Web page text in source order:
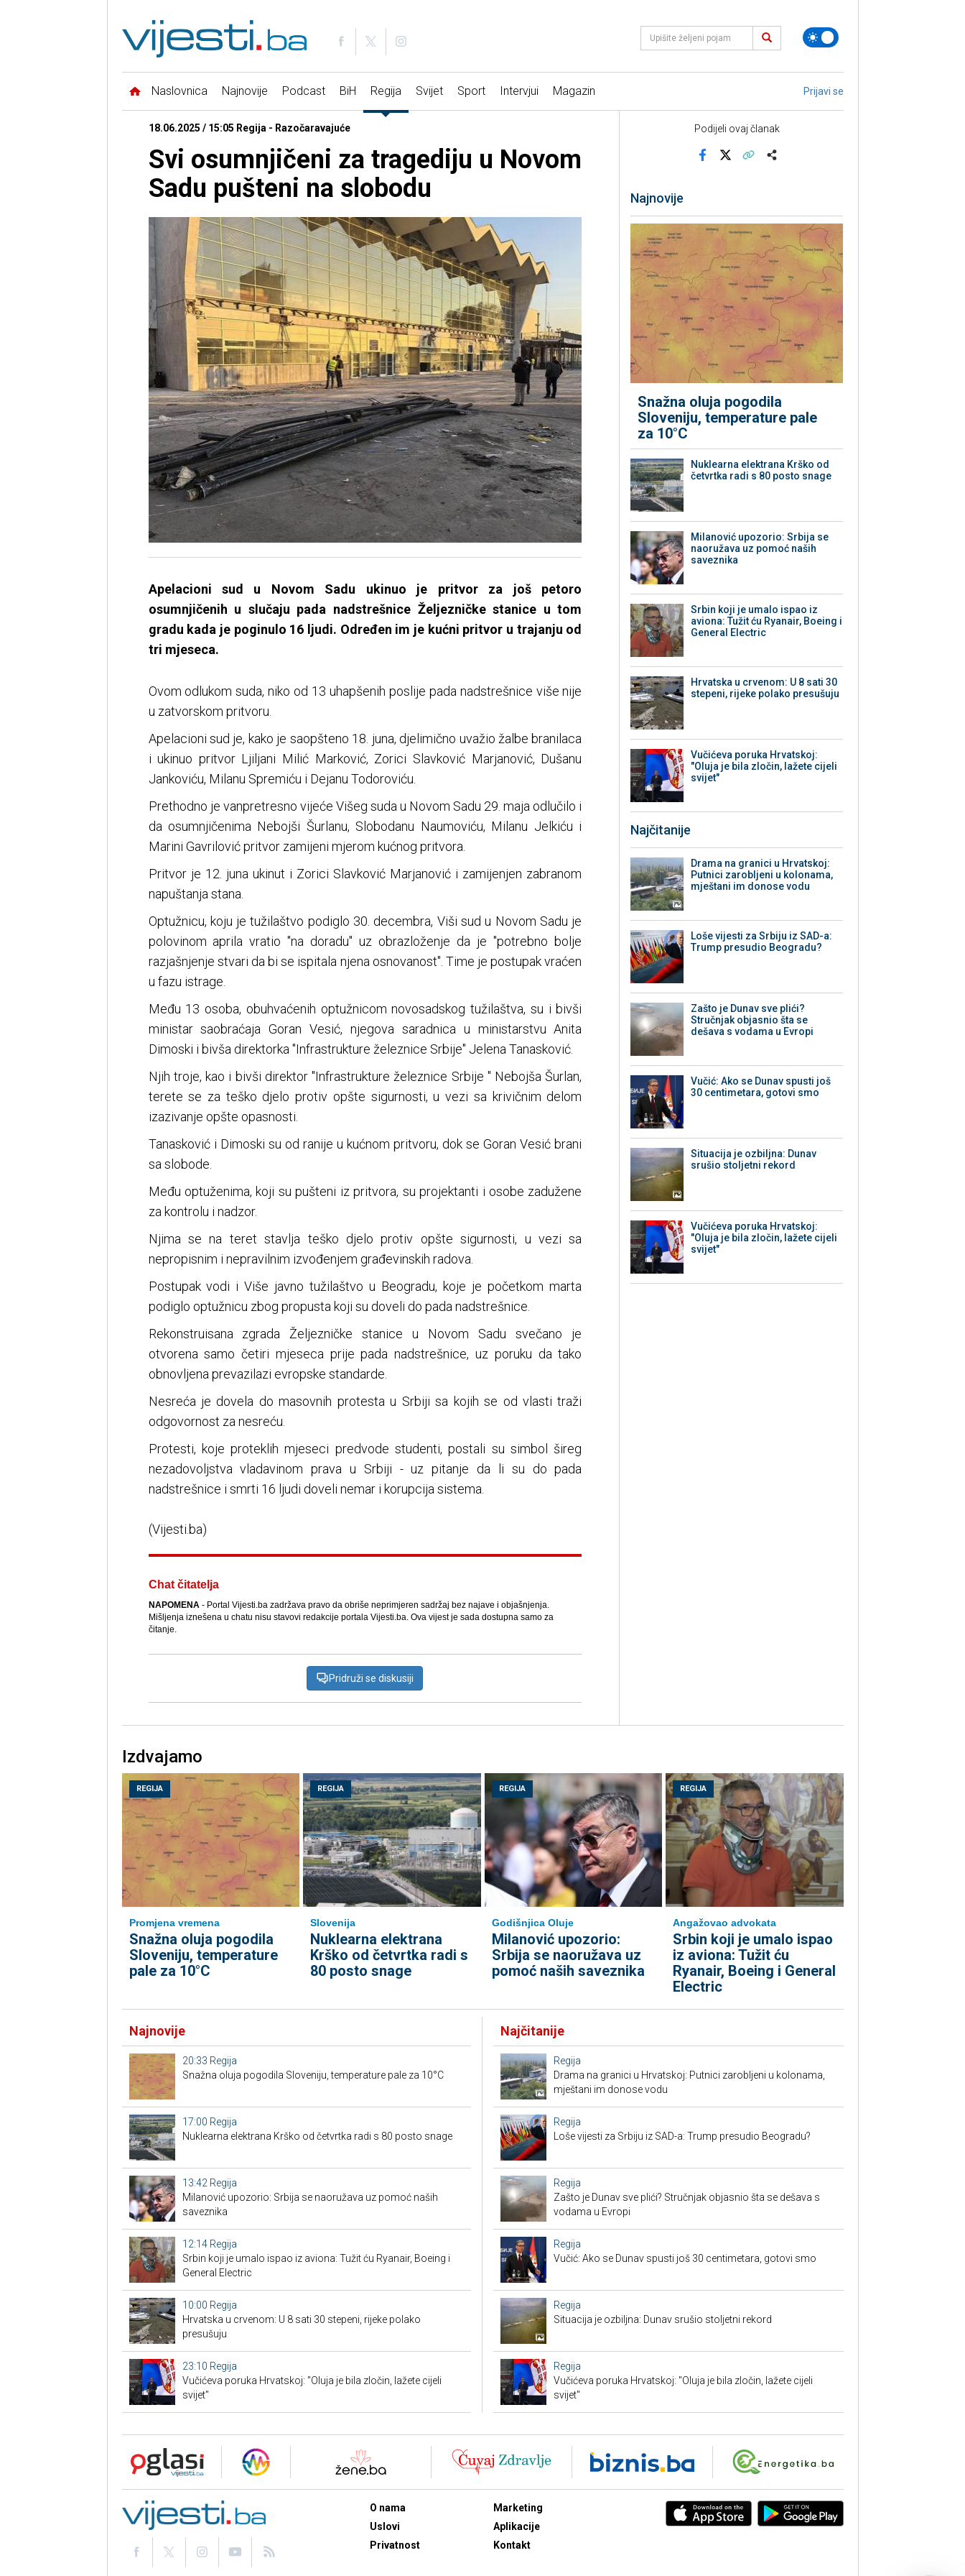
Naslovnica Najnovije Podcast BiH Regija Svijet Sport Intervjui Magazin Prijavi se
18.06.2025 / 15:05 Regija - Razočaravajuće
Svi osumnjičeni za tragediju u Novom
Sadu pušteni na slobodu
Apelacioni sud u Novom Sadu ukinuo je pritvor za još petoro
osumnjičenih u slučaju pada nadstrešnice Željezničke stanice u tom
gradu kada je poginulo 16 ljudi. Određen im je kućni pritvor u trajanju od
tri mjeseca.
Ovom odlukom suda, niko od 13 uhapšenih poslije pada nadstrešnice više nije
u zatvorskom pritvoru.
Apelacioni sud je, kako je saopšteno 18. juna, djelimično uvažio žalbe branilaca
i ukinuo pritvor Ljiljani Milić Marković, Zorici Slavković Marjanović, Dušanu
Jankoviću, Milanu Spremiću i Dejanu Todoroviću.
Prethodno je vanpretresno vijeće Višeg suda u Novom Sadu 29. maja odlučilo i
da osumnjičenima Nebojši Šurlanu, Slobodanu Naumoviću, Milanu Jelkiću i
Marini Gavrilović pritvor zamijeni mjerom kućnog pritvora.
Pritvor je 12. juna ukinut i Zorici Slavković Marjanović i zamijenjen zabranom
napuštanja stana.
Optužnicu, koju je tužilaštvo podiglo 30. decembra, Viši sud u Novom Sadu je
polovinom aprila vratio "na doradu" uz obrazloženje da je "potrebno bolje
razjašnjenje stvari da bi se ispitala njena osnovanost". Time je postupak vraćen
u fazu istrage.
Među 13 osoba, obuhvaćenih optužnicom novosadskog tužilaštva, su i bivši
ministar saobraćaja Goran Vesić, njegova saradnica u ministarstvu Anita
Dimoski i bivša direktorka "Infrastrukture železnice Srbije" Jelena Tanasković.
Njih troje, kao i bivši direktor "Infrastrukture železnice Srbije " Nebojša Šurlan,
terete se za teško djelo protiv opšte sigurnosti, u vezi sa krivičnim delom
izazivanje opšte opasnosti.
Tanasković i Dimoski su od ranije u kućnom pritvoru, dok se Goran Vesić brani
sa slobode.
Među optuženima, koji su pušteni iz pritvora, su projektanti i osobe zadužene
za kontrolu i nadzor.
Njima se na teret stavlja teško djelo protiv opšte sigurnosti, u vezi sa
nepropisnim i nepravilnim izvođenjem građevinskih radova.
Postupak vodi i Više javno tužilaštvo u Beogradu, koje je početkom marta
podiglo optužnicu zbog propusta koji su doveli do pada nadstrešnice.
Rekonstruisana zgrada Željezničke stanice u Novom Sadu svečano je
otvorena samo četiri mjeseca prije pada nadstrešnice, uz poruku da tako
obnovljena prevazilazi evropske standarde.
Nesreća je dovela do masovnih protesta u Srbiji sa kojih se od vlasti traži
odgovornost za nesreću.
Protesti, koje proteklih mjeseci predvode studenti, postali su simbol šireg
nezadovoljstva vladavinom prava u Srbiji - uz pitanje da li su do pada
nadstrešnice i smrti 16 ljudi doveli nemar i korupcija sistema.
(Vijesti.ba)
Chat čitatelja
NAPOMENA- Portal Vijesti.ba zadržava pravo da obriše neprimjeren sadržaj bez najave i objašnjenja.
Mišljenja iznešena u chatu nisu stavovi redakcije portala Vijesti.ba. Ova vijest je sada dostupna samo za
čitanje.
Pridruži se diskusiji
Podijeli ovaj članak
Najnovije
Snažna oluja pogodila
Sloveniju, temperature pale
za 10°C
Nuklearna elektrana Krško od
četvrtka radi s 80 posto snage
Milanović upozorio: Srbija se
naoružava uz pomoć naših
saveznika
Srbin koji je umalo ispao iz
aviona: Tužit ću Ryanair, Boeing i
General Electric
Hrvatska u crvenom: U 8 sati 30
stepeni, rijeke polako presušuju
Vučićeva poruka Hrvatskoj:
"Oluja je bila zločin, lažete cijeli
svijet"
Najčitanije
Drama na granici u Hrvatskoj:
Putnici zarobljeni u kolonama,
mještani im donose vodu
Loše vijesti za Srbiju iz SAD-a:
Trump presudio Beogradu?
Zašto je Dunav sve plići?
Stručnjak objasnio šta se
dešava s vodama u Evropi
Vučić: Ako se Dunav spusti još
30 centimetara, gotovi smo
Situacija je ozbiljna: Dunav
srušio stoljetni rekord
Vučićeva poruka Hrvatskoj:
"Oluja je bila zločin, lažete cijeli
svijet"
Izdvajamo
REGIJA
Promjena vremena
Snažna oluja pogodila
Sloveniju, temperature
pale za 10°C
REGIJA
Slovenija
Nuklearna elektrana
Krško od četvrtka radi s
80 posto snage
REGIJA
Godišnjica Oluje
Milanović upozorio:
Srbija se naoružava uz
pomoć naših saveznika
REGIJA
Angažovao advokata
Srbin koji je umalo ispao
iz aviona: Tužit ću
Ryanair, Boeing i General
Electric
Najnovije
20:33 Regija
Snažna oluja pogodila Sloveniju, temperature pale za 10°C
17:00 Regija
Nuklearna elektrana Krško od četvrtka radi s 80 posto snage
13:42 Regija
Milanović upozorio: Srbija se naoružava uz pomoć naših
saveznika
12:14 Regija
Srbin koji je umalo ispao iz aviona: Tužit ću Ryanair, Boeing i
General Electric
10:00 Regija
Hrvatska u crvenom: U 8 sati 30 stepeni, rijeke polako
presušuju
23:10 Regija
Vučićeva poruka Hrvatskoj: "Oluja je bila zločin, lažete cijeli
svijet"
Najčitanije
Regija
Drama na granici u Hrvatskoj: Putnici zarobljeni u kolonama,
mještani im donose vodu
Regija
Loše vijesti za Srbiju iz SAD-a: Trump presudio Beogradu?
Regija
Zašto je Dunav sve plići? Stručnjak objasnio šta se dešava s
vodama u Evropi
Regija
Vučić: Ako se Dunav spusti još 30 centimetara, gotovi smo
Regija
Situacija je ozbiljna: Dunav srušio stoljetni rekord
Regija
Vučićeva poruka Hrvatskoj: "Oluja je bila zločin, lažete cijeli
svijet"
O nama
Uslovi
Privatnost
Marketing
Aplikacije
Kontakt